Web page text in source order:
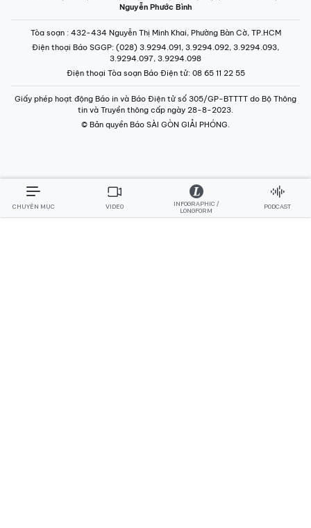
Nguyễn Phước Bình
Tòa soạn : 432-434 Nguyễn Thị Minh Khai, Phường Bàn Cờ, TP.HCM
Điện thoại Báo SGGP: (028) 3.9294.091, 3.9294.092, 3.9294.093,
3.9294.097, 3.9294.098
Điện thoại Tòa soạn Báo Điện tử: 08 65 11 22 55
Giấy phép hoạt động Báo in và Báo Điện tử số 305/GP-BTTTT do Bộ Thông
tin và Truyền thông cấp ngày 28-8-2023.
© Bản quyền Báo SÀI GÒN GIẢI PHÓNG.
CHUYÊN MỤC VIDEO
INFOGRAPHIC /
LONGFORM
PODCAST